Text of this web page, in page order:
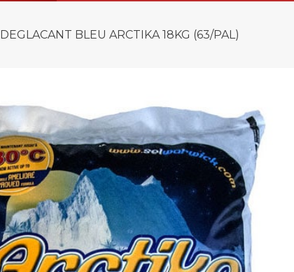
DEGLACANT BLEU ARCTIKA 18KG (63/PAL)